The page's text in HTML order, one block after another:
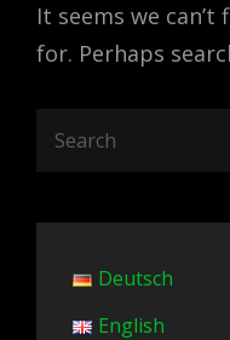
It seems we
for. Perhaps
Search
Deutsch
English